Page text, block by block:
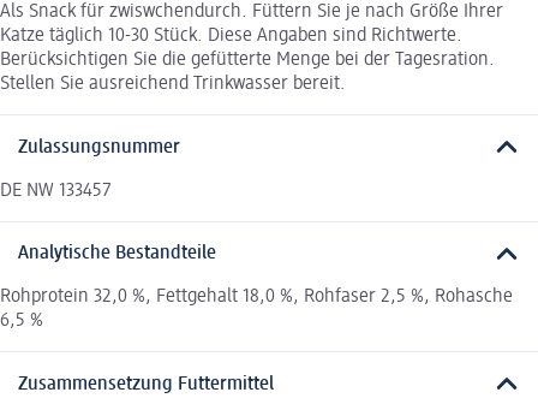
Als Snack für zwiswchendurch. Füttern Sie je nach Größe Ihrer
Katze täglich 10-30 Stück. Diese Angaben sind Richtwerte.
Berücksichtigen Sie die gefütterte Menge bei der Tagesration.
Stellen Sie ausreichend Trinkwasser bereit.
Zulassungsnummer
DE NW 133457
Analytische Bestandteile
Rohprotein 32,0 %, Fettgehalt 18,0 %, Rohfaser 2,5 %, Rohasche
6,5 %
Zusammensetzung Futtermittel